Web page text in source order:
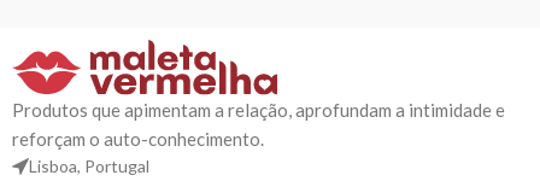
Produtos que apimentam a relação, aprofundam a intimidade e
reforçam o auto-conhecimento.
Lisboa, Portugal